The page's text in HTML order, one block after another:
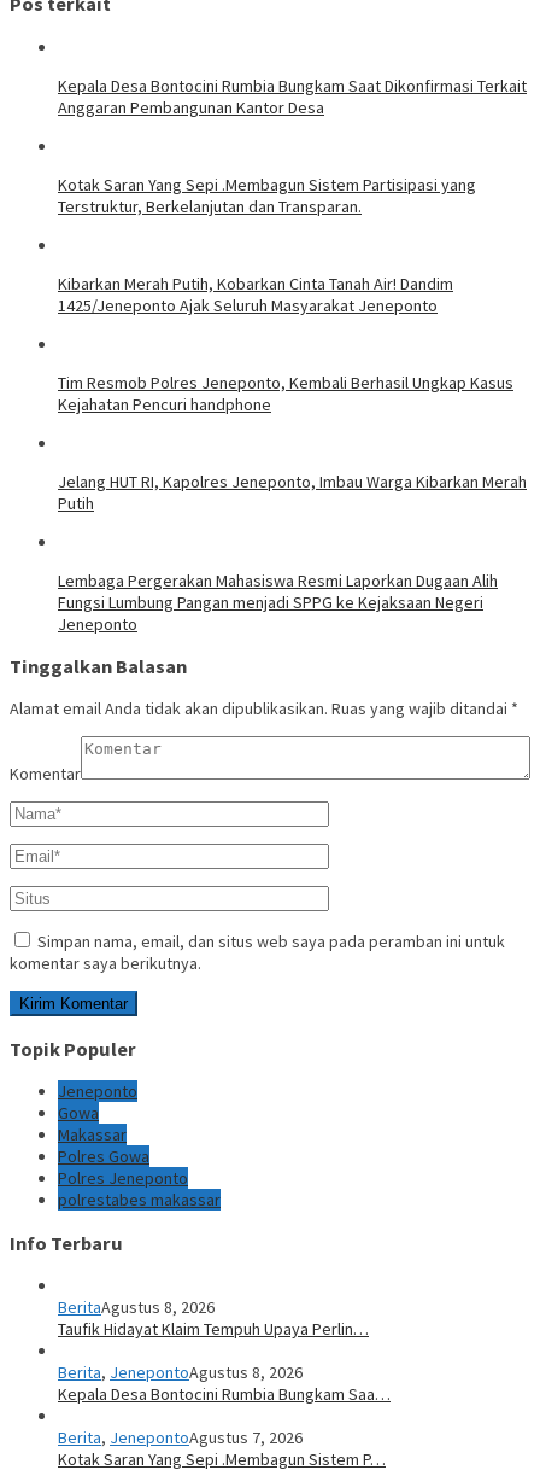
Kepala Desa Bontocini Rumbia Bungkam Saat Dikonfirmasi Terkait
Anggaran Pembangunan Kantor Desa
Kotak Saran Yang Sepi .Membagun Sistem Partisipasi yang
Terstruktur, Berkelanjutan dan Transparan.
Kibarkan Merah Putih, Kobarkan Cinta Tanah Air! Dandim
1425/Jeneponto Ajak Seluruh Masyarakat Jeneponto
Tim Resmob Polres Jeneponto, Kembali Berhasil Ungkap Kasus
Kejahatan Pencuri handphone
Jelang HUT RI, Kapolres Jeneponto, Imbau Warga Kibarkan Merah
Putih
Lembaga Pergerakan Mahasiswa Resmi Laporkan Dugaan Alih
Fungsi Lumbung Pangan menjadi SPPG ke Kejaksaan Negeri
Jeneponto
Tinggalkan Balasan
Alamat email Anda tidak akan dipublikasikan. Ruas yang wajib ditandai *
Komentar
Simpan nama, email, dan situs web saya pada peramban ini untuk
komentar saya berikutnya.
Topik Populer
Jeneponto
Gowa
Makassar
Polres Gowa
Polres Jeneponto
polrestabes makassar
Info Terbaru
BeritaAgustus 8, 2026
Taufik Hidayat Klaim Tempuh Upaya Perlin…
Berita, JenepontoAgustus 8, 2026
Kepala Desa Bontocini Rumbia Bungkam Saa…
Berita, JenepontoAgustus 7, 2026
Kotak Saran Yang Sepi .Membagun Sistem P…